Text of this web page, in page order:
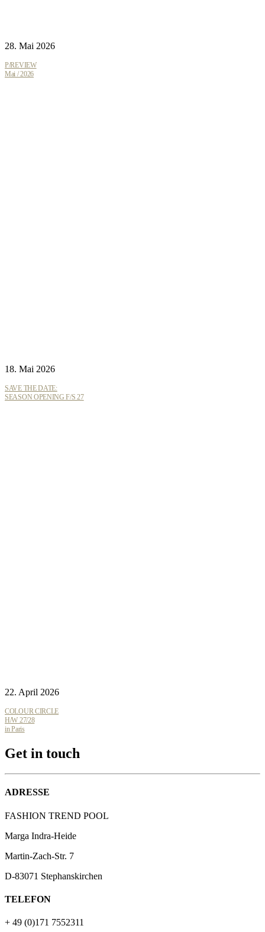
28. Mai 2026
P/REVIEW
Mai / 2026
18. Mai 2026
SAVE THE DATE:
SEASON OPENING F/S 27
22. April 2026
COLOUR CIRCLE
H/W 27/28
in Paris
Get in touch
ADRESSE
FASHION TREND POOL
Marga Indra-Heide
Martin-Zach-Str. 7
D-83071 Stephanskirchen
TELEFON
+ 49 (0)171 7552311